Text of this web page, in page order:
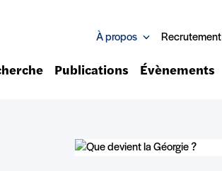
À propos Recrutement
Publications Évènements